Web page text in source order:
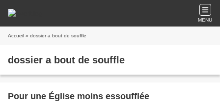
MENU
Accueil » dossier a bout de souffle
dossier a bout de souffle
Pour une Église moins essoufflée